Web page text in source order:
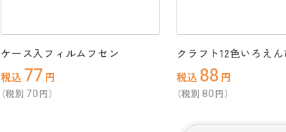
ケース入フィルムフセン
税込 77 円
（税別 70円）
クラフト12色いろえん
税込 88 円
（税別 80円）